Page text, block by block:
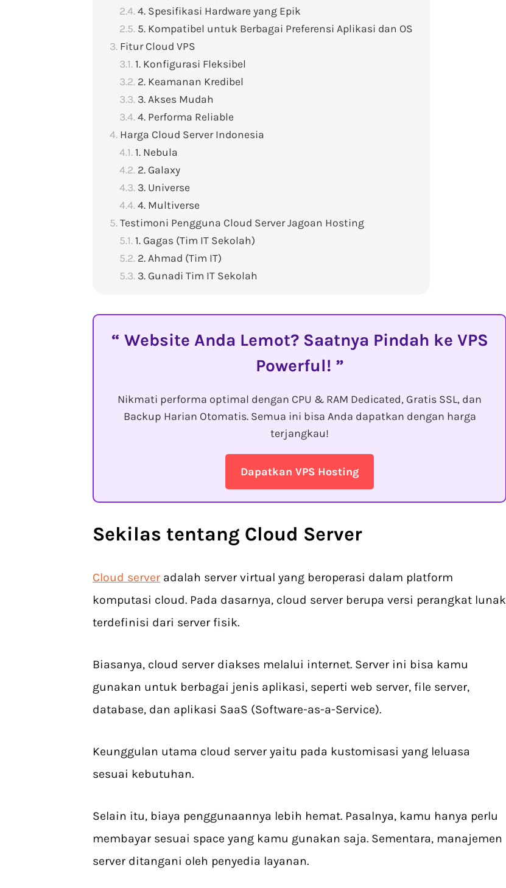
4. Spesifikasi Hardware yang Epik
5. Kompatibel untuk Berbagai Preferensi Aplikasi dan OS
Fitur Cloud VPS
1. Konfigurasi Fleksibel
2. Keamanan Kredibel
3. Akses Mudah
4. Performa Reliable
Harga Cloud Server Indonesia
1. Nebula
2. Galaxy
3. Universe
4. Multiverse
Testimoni Pengguna Cloud Server Jagoan Hosting
1. Gagas (Tim IT Sekolah)
2. Ahmad (Tim IT)
3. Gunadi Tim IT Sekolah
Website Anda Lemot? Saatnya Pindah ke VPS
Powerful!
Nikmati performa optimal dengan CPU & RAM Dedicated, Gratis SSL, dan
Backup Harian Otomatis. Semua ini bisa Anda dapatkan dengan harga
terjangkau!
Dapatkan VPS Hosting
Sekilas tentang Cloud Server
Cloud server adalah server virtual yang beroperasi dalam platform
komputasi cloud. Pada dasarnya, cloud server berupa versi perangkat lunak
terdefinisi dari server fisik.
Biasanya, cloud server diakses melalui internet. Server ini bisa kamu
gunakan untuk berbagai jenis aplikasi, seperti web server, file server,
database, dan aplikasi SaaS (Software-as-a-Service).
Keunggulan utama cloud server yaitu pada kustomisasi yang leluasa
sesuai kebutuhan.
Selain itu, biaya penggunaannya lebih hemat. Pasalnya, kamu hanya perlu
membayar sesuai space yang kamu gunakan saja. Sementara, manajemen
server ditangani oleh penyedia layanan.